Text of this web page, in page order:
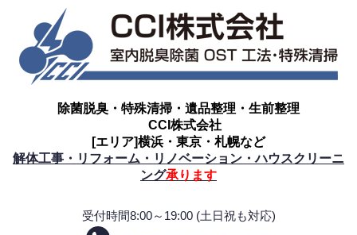
除菌脱臭・特殊清掃・遺品整理・生前整理
CCI株式会社
[エリア]横浜・東京・札幌など
解体工事・リフォーム・リノベーション・ハウスクリーニ
ング承ります
受付時間8:00～19:00 (土日祝も対応)